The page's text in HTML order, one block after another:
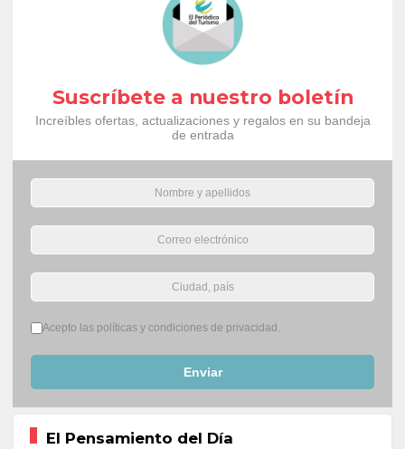
Suscríbete a nuestro boletín
Increíbles ofertas, actualizaciones y regalos en su bandeja
de entrada
Términos del servicio*
Acepto las políticas y condiciones de privacidad.
Enviar
El Pensamiento del Día